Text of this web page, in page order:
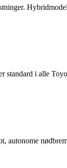
standard i alle